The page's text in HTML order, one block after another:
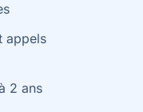
appels
2 ans